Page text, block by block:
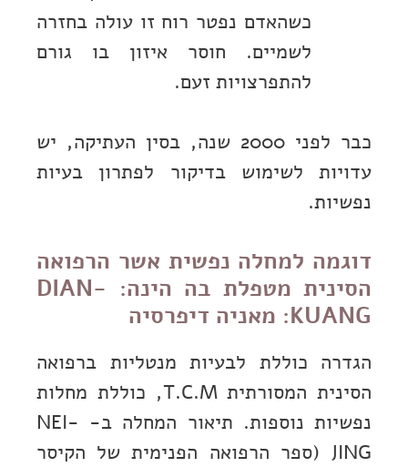
כשהאדם נפטר רוח זו עולה בחזרה
לשמיים. חוסר איזון בו גורם
להתפרצויות זעם.
כבר לפני 2000 שנה, בסין העתיקה, יש
עדויות לשימוש בדיקור לפתרון בעיות
נפשיות.
דוגמה למחלה נפשית אשר הרפואה
הסינית מטפלת בה הינה: DIAN-
KUANG: מאניה דיפרסיה
הגדרה כוללת לבעיות מנטליות ברפואה
הסינית המסורתית T.C.M, כוללת מחלות
נפשיות נוספות. תיאור המחלה ב- NEI-
JING (ספר הרפואה הפנימית של הקיסר